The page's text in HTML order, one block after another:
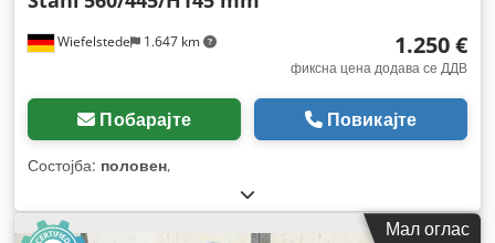
Wiefelstede 1.647 km 1.250 €
фиксна цена додава се ДДВ
Побарајте Повикајте
Состојба: половен,
Мал оглас